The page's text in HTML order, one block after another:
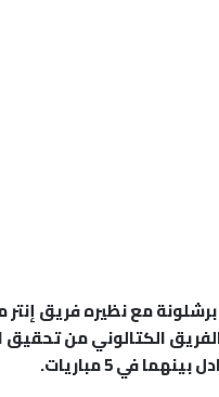
مع نظيره فريق
في 5 مباريات.